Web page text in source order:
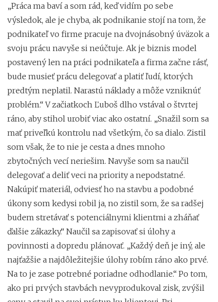
„Práca ma baví a som rád, keď vidím po sebe
výsledok, ale je chyba, ak podnikanie stojí na tom, že
podnikateľ vo firme pracuje na dvojnásobný úväzok a
svoju prácu navyše si neúčtuje. Ak je biznis model
postavený len na práci podnikateľa a firma začne rásť,
bude musieť prácu delegovať a platiť ľudí, ktorých
predtým neplatil. Narastú náklady a môže vzniknúť
problém.“ V začiatkoch Ľuboš dlho vstával o štvrtej
ráno, aby stihol urobiť viac ako ostatní. „Snažil som sa
mať priveľkú kontrolu nad všetkým, čo sa dialo. Zistil
som však, že to nie je cesta a dnes mnoho
zbytočných vecí neriešim. Navyše som sa naučil
delegovať a deliť veci na priority a nepodstatné.
Nakúpiť materiál, odviesť ho na stavbu a podobné
úkony som kedysi robil ja, no zistil som, že sa radšej
budem stretávať s potenciálnymi klientmi a zháňať
ďalšie zákazky.“ Naučil sa zapisovať si úlohy a
povinnosti a dopredu plánovať. „Každý deň je iný, ale
najťažšie a najdôležitejšie úlohy robím ráno ako prvé.
Na to je zase potrebné poriadne odhodlanie.“ Po tom,
ako pri prvých stavbách nevyprodukoval zisk, zvýšil